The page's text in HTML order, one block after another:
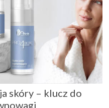
skóry – klucz do